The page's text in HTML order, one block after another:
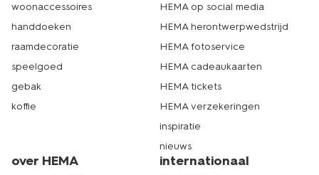
woonaccessoires
handdoeken
raamdecoratie
speelgoed
gebak
koffie
HEMA op social media
HEMA herontwerpwedstrijd
HEMA fotoservice
HEMA cadeaukaarten
HEMA tickets
HEMA verzekeringen
inspiratie
nieuws
over HEMA internationaal